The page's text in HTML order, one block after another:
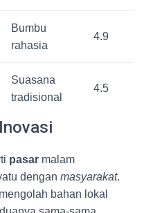
Bumbu
rahasia
4.9
Suasana
tradisional
4.5
pasar malam
dengan masyarakat.
bahan lokal